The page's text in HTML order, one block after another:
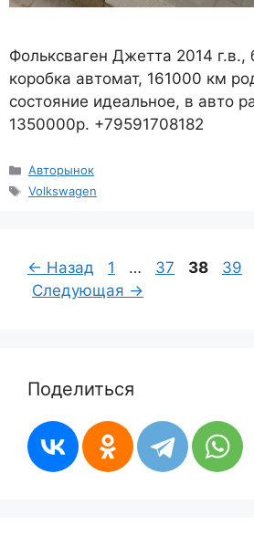
Фольксваген Джетта 2014 г.в.,
коробка автомат, 161000 км
состояние идеальное, в авто
1350000р. +79591708182
Рубрики
Авторынок
Метки
Volkswagen
← Назад Страница
1 … Страница
37 38 39
Следующая →
Поделиться